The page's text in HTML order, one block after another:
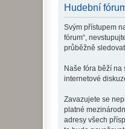
Hudební
Svým přístupem
fórum“,
průběžně
Naše fóra běží na
internetové
Zavazujete se
platné
adresy všech